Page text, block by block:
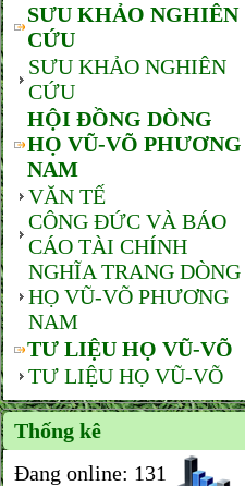
SƯU KHẢO NGHIÊN
CỨU
SƯU KHẢO NGHIÊN
CỨU
HỘI ĐỒNG DÒNG
HỌ VŨ-VÕ PHƯƠNG
NAM
VĂN TẾ
CÔNG ĐỨC VÀ BÁO
CÁO TÀI CHÍNH
NGHĨA TRANG DÒNG
HỌ VŨ-VÕ PHƯƠNG
NAM
TƯ LIỆU HỌ VŨ-VÕ
TƯ LIỆU HỌ VŨ-VÕ
Thống kê
Đang online: 131